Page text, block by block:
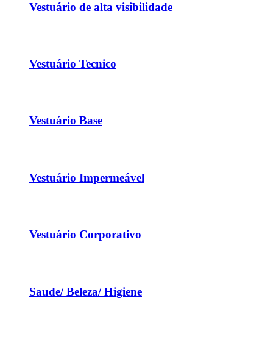
Vestuário de alta visibilidade
Vestuário Tecnico
Vestuário Base
Vestuário Impermeável
Vestuário Corporativo
Saude/ Beleza/ Higiene